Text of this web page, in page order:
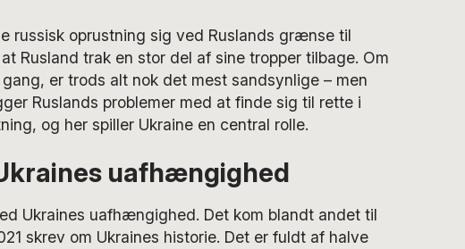
russisk oprustning sig ved Ruslands grænse til
Rusland trak en stor del af sine tropper tilbage. Om
er trods alt nok det mest sandsynlige – men
Ruslands problemer med at finde sig til rette i
og her spiller Ukraine en central rolle.
uafhængighed
Ukraines uafhængighed. Det kom blandt andet til
skrev om Ukraines historie. Det er fuldt af halve